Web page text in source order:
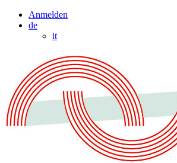
Anmelden
de
it